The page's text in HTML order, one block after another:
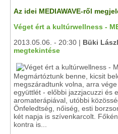
Az idei MEDIAWAVE-ről
Véget ért a kultúrwellness -
2013.05.06. - 20:30 | Büki
megtekintése
Megmártóztunk benne, kicsit
megszáradtunk volna, arra
együttlét - előbbi jazzjacuzzi és
aromaterápiával, utóbbi
Önfeledtség, nőiség, esti
két napja is szívenkarcolt.
kontra is...